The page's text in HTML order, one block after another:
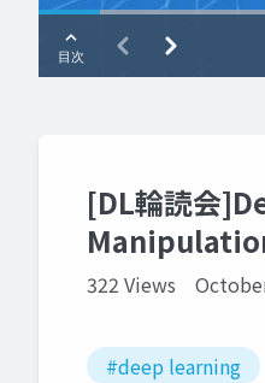
[DL輪読会
322 Views
#deep learning